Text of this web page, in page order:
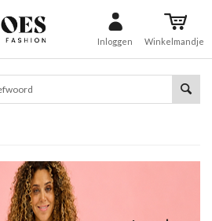
Inloggen Winkelmandje